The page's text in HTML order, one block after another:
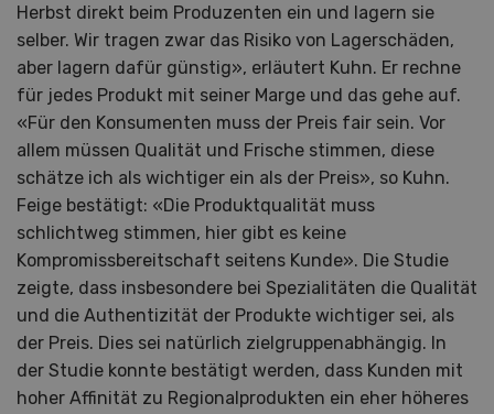
Herbst direkt beim Produzenten ein und lagern sie
selber. Wir tragen zwar das Risiko von Lagerschäden,
aber lagern dafür günstig», erläutert Kuhn. Er rechne
für jedes Produkt mit seiner Marge und das gehe auf.
«Für den Konsumenten muss der Preis fair sein. Vor
allem müssen Qualität und Frische stimmen, diese
schätze ich als wichtiger ein als der Preis», so Kuhn.
Feige bestätigt: «Die Produktqualität muss
schlichtweg stimmen, hier gibt es keine
Kompromissbereitschaft seitens Kunde». Die Studie
zeigte, dass insbesondere bei Spezialitäten die Qualität
und die Authentizität der Produkte wichtiger sei, als
der Preis. Dies sei natürlich zielgruppenabhängig. In
der Studie konnte bestätigt werden, dass Kunden mit
hoher Affinität zu Regionalprodukten ein eher höheres